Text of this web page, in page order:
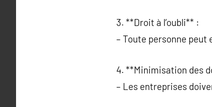
3. **Droit à l’oubli** :
– Toute personne peut
4. **Minimisation des
– Les entreprises